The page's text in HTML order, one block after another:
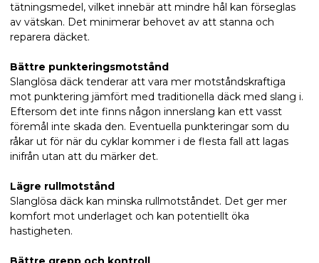
tätningsmedel, vilket innebär att mindre hål kan förseglas
av vätskan. Det minimerar behovet av att stanna och
reparera däcket.
Bättre punkteringsmotstånd
Slanglösa däck tenderar att vara mer motståndskraftiga
mot punktering jämfört med traditionella däck med slang i.
Eftersom det inte finns någon innerslang kan ett vasst
föremål inte skada den. Eventuella punkteringar som du
råkar ut för när du cyklar kommer i de flesta fall att lagas
inifrån utan att du märker det.
Lägre rullmotstånd
Slanglösa däck kan minska rullmotståndet. Det ger mer
komfort mot underlaget och kan potentiellt öka
hastigheten.